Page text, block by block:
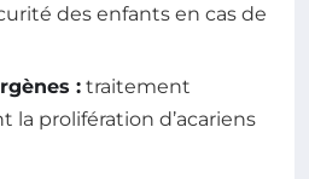
des enfants en cas de
: traitement
la prolifération d’acariens